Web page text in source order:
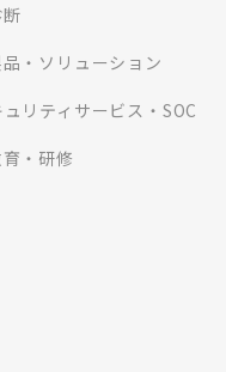
・ソリューション
リティサービス・SOC
・研修